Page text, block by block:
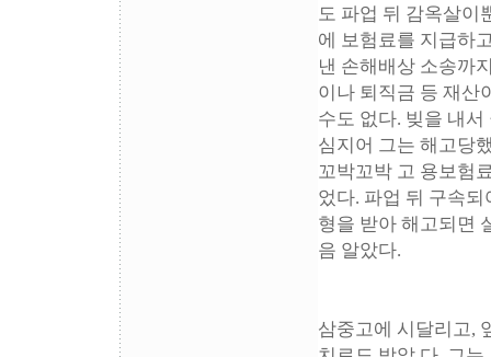
도 파업 뒤 감옥살이
에 보험료를 지급하
낸 손해배상 소송까
이나 퇴직금 등 재산
수도 없다. 빚을 내
심지어 그는 해고당
꼬박꼬박 고 용보험
었다. 파업 뒤 구속
형을 받아 해고되면
음 알았다.
삼중고에 시달리고,